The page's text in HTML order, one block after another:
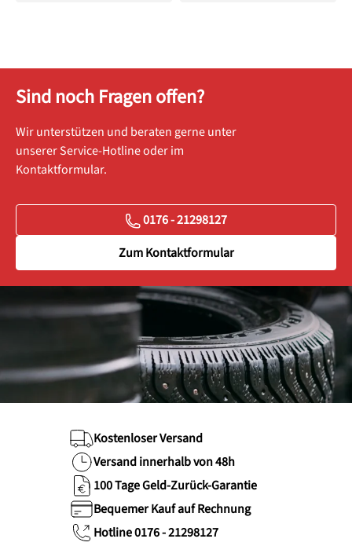
Sind noch Fragen offen?
Wir unterstützen und beraten gerne unter
unserer Service-Hotline oder im
Kontaktformular.
0176 - 21298127
Zum Kontaktformular
Kostenloser Versand
Versand innerhalb von 48h
100 Tage Geld-Zurück-Garantie
Bequemer Kauf auf Rechnung
Hotline 0176 - 21298127